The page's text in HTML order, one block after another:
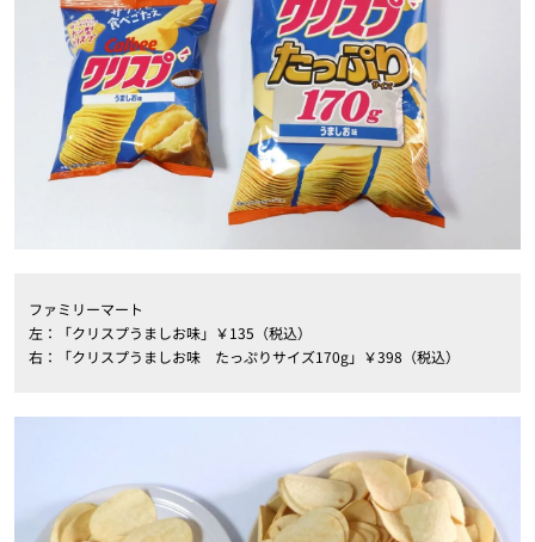
ファミリーマート
左：「クリスプうましお味」￥135（税込）
右：「クリスプうましお味 たっぷりサイズ170g」￥398（税込）